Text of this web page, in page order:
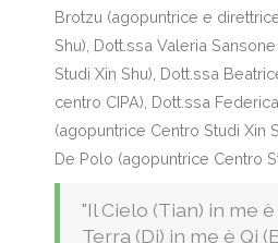
Brotzu (agopuntrice e
Shu), Dott.ssa Valeria
Studi Xin Shu), Dott.ssa
centro CIPA), Dott.ssa
(agopuntrice Centro Studi Xin
De Polo (agopuntrice Centro
"Il Cielo (Tian) in me
Terra (Di) in me è Qi